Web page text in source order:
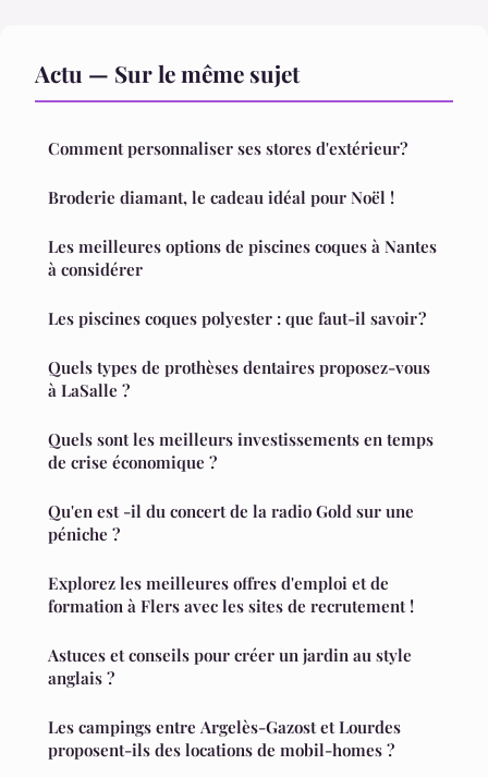
Actu — Sur le même sujet
Comment personnaliser ses stores d'extérieur?
Broderie diamant, le cadeau idéal pour Noël !
Les meilleures options de piscines coques à Nantes
à considérer
Les piscines coques polyester : que faut-il savoir ?
Quels types de prothèses dentaires proposez-vous
à LaSalle ?
Quels sont les meilleurs investissements en temps
de crise économique ?
Qu'en est -il du concert de la radio Gold sur une
péniche ?
Explorez les meilleures offres d'emploi et de
formation à Flers avec les sites de recrutement !
Astuces et conseils pour créer un jardin au style
anglais ?
Les campings entre Argelès-Gazost et Lourdes
proposent-ils des locations de mobil-homes ?